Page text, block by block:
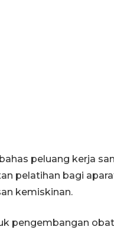
peluang kerja
pelatihan bagi
kemiskinan.
pengembangan